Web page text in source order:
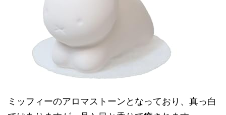
ミッフィーのアロマストーンとなっており、真っ白